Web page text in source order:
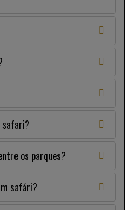
safari?
os parques?
safári?